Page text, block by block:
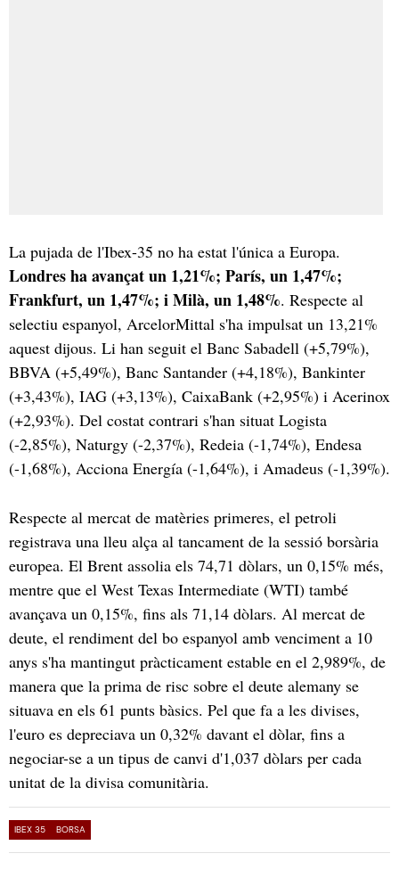
La pujada de l'Ibex-35 no ha estat l'única a Europa.
Londres ha avançat un 1,21%; París, un 1,47%;
Frankfurt, un 1,47%; i Milà, un 1,48%. Respecte al
selectiu espanyol, ArcelorMittal s'ha impulsat un 13,21%
aquest dijous. Li han seguit el Banc Sabadell (+5,79%),
BBVA (+5,49%), Banc Santander (+4,18%), Bankinter
(+3,43%), IAG (+3,13%), CaixaBank (+2,95%) i Acerinox
(+2,93%). Del costat contrari s'han situat Logista
(-2,85%), Naturgy (-2,37%), Redeia (-1,74%), Endesa
(-1,68%), Acciona Energía (-1,64%), i Amadeus (-1,39%).
Respecte al mercat de matèries primeres, el petroli
registrava una lleu alça al tancament de la sessió borsària
europea. El Brent assolia els 74,71 dòlars, un 0,15% més,
mentre que el West Texas Intermediate (WTI) també
avançava un 0,15%, fins als 71,14 dòlars. Al mercat de
deute, el rendiment del bo espanyol amb venciment a 10
anys s'ha mantingut pràcticament estable en el 2,989%, de
manera que la prima de risc sobre el deute alemany se
situava en els 61 punts bàsics. Pel que fa a les divises,
l'euro es depreciava un 0,32% davant el dòlar, fins a
negociar-se a un tipus de canvi d'1,037 dòlars per cada
unitat de la divisa comunitària.
IBEX 35 BORSA